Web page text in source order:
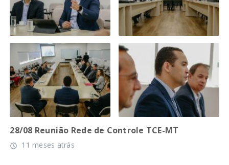
28/08 Reunião Rede de Controle TCE-MT
access_time 11 meses atrás